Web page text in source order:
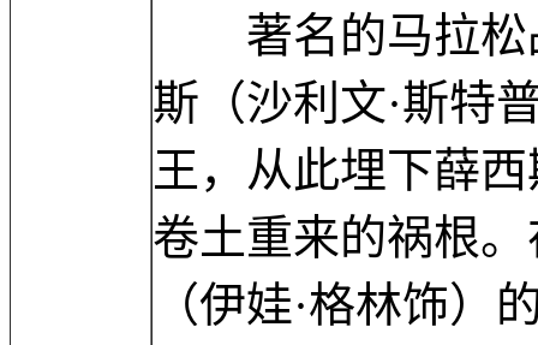
著名的马拉松
斯（沙利文·斯特
王，从此埋下薛
卷土重来的祸根
（伊娃·格林饰）